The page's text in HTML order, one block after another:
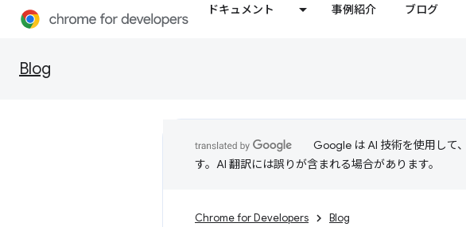
ドキュメント 事例紹介 ブログ
Blog
Google は AI 技術を使用して
す。AI 翻訳には誤りが含まれる場合があります。
Chrome for Developers Blog